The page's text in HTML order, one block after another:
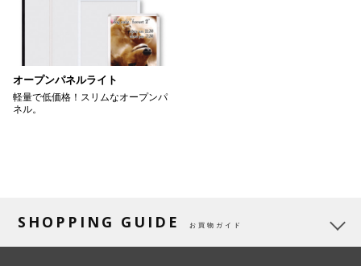
オープンパネルライト
軽量で低価格！スリムなオープンパ
ネル。
SHOPPING GUIDE お買物ガイド